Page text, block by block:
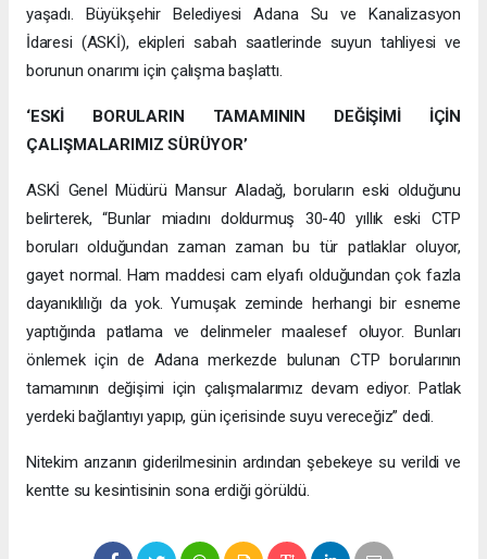
yaşadı. Büyükşehir Belediyesi Adana Su ve Kanalizasyon
İdaresi (ASKİ), ekipleri sabah saatlerinde suyun tahliyesi ve
borunun onarımı için çalışma başlattı.
‘ESKİ BORULARIN TAMAMININ DEĞİŞİMİ İÇİN
ÇALIŞMALARIMIZ SÜRÜYOR’
ASKİ Genel Müdürü Mansur Aladağ, boruların eski olduğunu
belirterek, “Bunlar miadını doldurmuş 30-40 yıllık eski CTP
boruları olduğundan zaman zaman bu tür patlaklar oluyor,
gayet normal. Ham maddesi cam elyafı olduğundan çok fazla
dayanıklılığı da yok. Yumuşak zeminde herhangi bir esneme
yaptığında patlama ve delinmeler maalesef oluyor. Bunları
önlemek için de Adana merkezde bulunan CTP borularının
tamamının değişimi için çalışmalarımız devam ediyor. Patlak
yerdeki bağlantıyı yapıp, gün içerisinde suyu vereceğiz” dedi.
Nitekim arızanın giderilmesinin ardından şebekeye su verildi ve
kentte su kesintisinin sona erdiği görüldü.